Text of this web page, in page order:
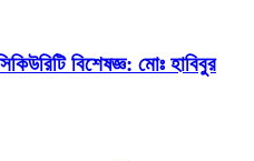
বিশেষজ্ঞ: মোঃ হাবিবুর